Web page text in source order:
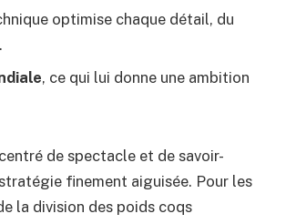
optimise chaque détail, du
, ce qui lui donne une ambition
de spectacle et de savoir-
finement aiguisée. Pour les
la division des poids coqs